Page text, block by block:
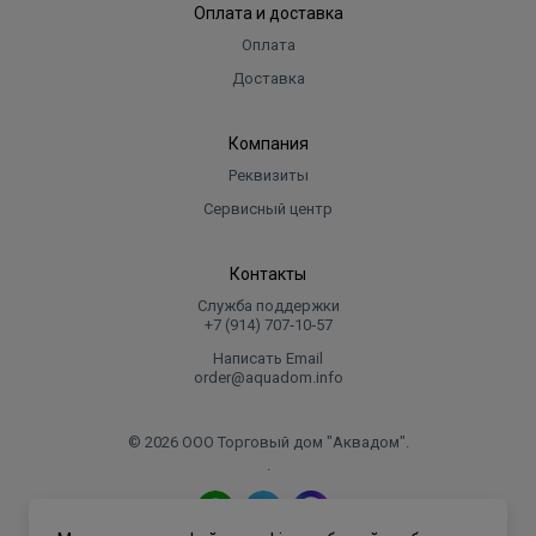
Оплата и доставка
Оплата
Доставка
Компания
Реквизиты
Сервисный центр
Контакты
Служба поддержки
+7 (914) 707‑10‑57
Написать Email
order@aquadom.info
© 2026 ООО Торговый дом "Аквадом".
.